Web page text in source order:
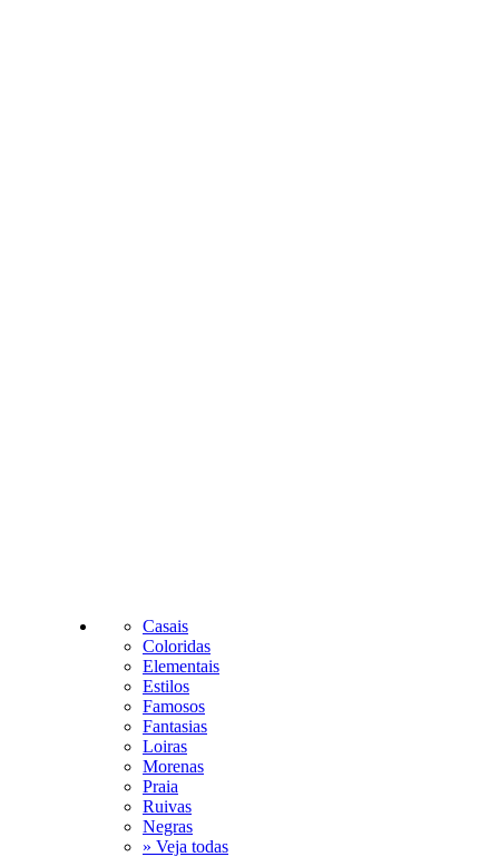
Casais
Coloridas
Elementais
Estilos
Famosos
Fantasias
Loiras
Morenas
Praia
Ruivas
Negras
» Veja todas